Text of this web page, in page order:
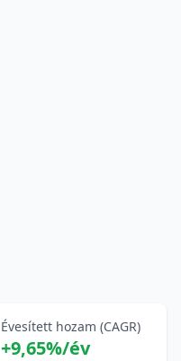
Évesített hozam (CAGR)
+9,65%/év